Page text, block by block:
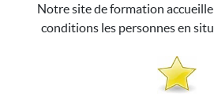
Notre site de formation
conditions les personnes en